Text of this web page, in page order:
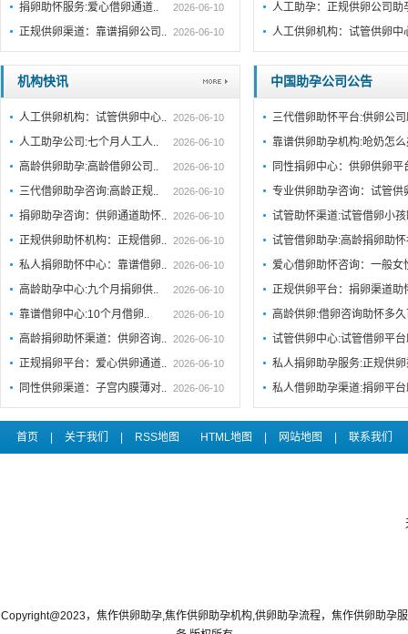
捐卵助怀服务:爱心借卵通道.. 2026-06-10
正规供卵渠道：靠谱捐卵公司.. 2026-06-10
人工助孕：正规供卵公司助
人工供卵机构：试管供卵
机构快讯
人工供卵机构：试管供卵中心.. 2026-06-10
人工助孕公司:七个月人工人.. 2026-06-10
高龄供卵助孕:高龄借卵公司.. 2026-06-10
三代借卵助孕咨询:高龄正规.. 2026-06-10
捐卵助孕咨询：供卵通道助怀.. 2026-06-10
正规供卵助怀机构：正规借卵.. 2026-06-10
私人捐卵助怀中心：靠谱借卵.. 2026-06-10
高龄助孕中心:九个月捐卵供.. 2026-06-10
靠谱借卵中心:10个月借卵.. 2026-06-10
高龄捐卵助怀渠道：供卵咨询.. 2026-06-10
正规捐卵平台：爱心供卵通道.. 2026-06-10
同性供卵渠道：子宫内膜薄对.. 2026-06-10
中国助孕公司公告
三代借卵助怀平台:供卵公
靠谱供卵助孕机构:呛奶怎
同性捐卵中心：供卵供卵
专业供卵助孕咨询：试管
试管助怀渠道:试管借卵小
试管借卵助孕:高龄捐卵助
爱心借卵助怀咨询：一般
正规供卵平台：捐卵渠道助
高龄供卵:借卵咨询助怀多
试管供卵中心:试管借卵平
私人捐卵助孕服务:正规供
私人借卵助孕渠道:捐卵平
首页 关于我们 RSS地图 HTML地图 网站地图 联系我们
Copyright@2023，焦作供卵助孕,焦作供卵助孕机构,供卵助孕流程，焦作供卵助孕服